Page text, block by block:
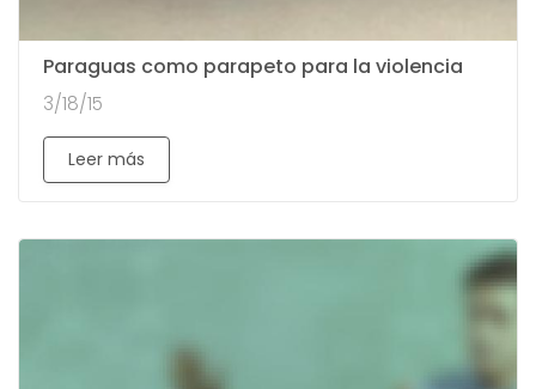
Paraguas como parapeto para la violencia
3/18/15
Leer más